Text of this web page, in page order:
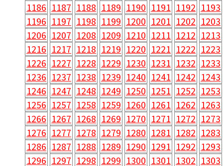
1186 1187 1188 1189 1190 1191 1192 1193
1196 1197 1198 1199 1200 1201 1202 1203
1206 1207 1208 1209 1210 1211 1212 1213
1216 1217 1218 1219 1220 1221 1222 1223
1226 1227 1228 1229 1230 1231 1232 1233
1236 1237 1238 1239 1240 1241 1242 1243
1246 1247 1248 1249 1250 1251 1252 1253
1256 1257 1258 1259 1260 1261 1262 1263
1266 1267 1268 1269 1270 1271 1272 1273
1276 1277 1278 1279 1280 1281 1282 1283
1286 1287 1288 1289 1290 1291 1292 1293
1296 1297 1298 1299 1300 1301 1302 1303